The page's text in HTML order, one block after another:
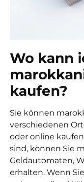
Wo kann
kaufen?
Sie können
verschiedenen
oder online
sind, können Sie
Geldautomaten,
erhalten. Wenn